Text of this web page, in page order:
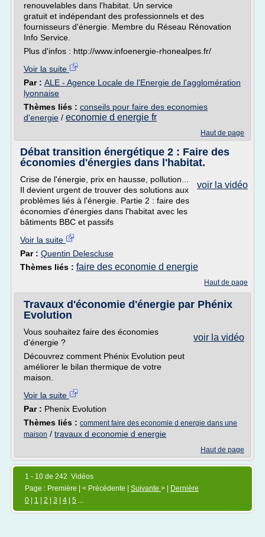
renouvelables dans l'habitat. Un service
gratuit et indépendant des professionnels et des
fournisseurs d'énergie. Membre du Réseau Rénovation
Info Service.
Plus d'infos : http://www.infoenergie-rhonealpes.fr/
Voir la suite
Par : ALE - Agence Locale de l'Energie de l'agglomération
lyonnaise
Thèmes liés : conseils pour faire des economies
d'energie / economie d energie fr
Haut de page
Débat transition énergétique 2 : Faire des
économies d'énergies dans l'habitat.
voir la vidéo
Crise de l'énergie, prix en hausse, pollution...
Il devient urgent de trouver des solutions aux
problèmes liés à l'énergie. Partie 2 : faire des
économies d'énergies dans l'habitat avec les
bâtiments BBC et passifs
Voir la suite
Par : Quentin Delescluse
Thèmes liés : faire des economie d energie
Haut de page
Travaux d'économie d'énergie par Phénix
Evolution
voir la vidéo
Vous souhaitez faire des économies
d'énergie ?
Découvrez comment Phénix Evolution peut
améliorer le bilan thermique de votre
maison.
Voir la suite
Par : Phenix Evolution
Thèmes liés : comment faire des economie d energie dans une
maison / travaux d economie d energie
Haut de page
1 - 10 de 242 Vidéos
Page : Première | < Précédente | Suivante > |
Dernière
0
1 2 3 4 5 ...